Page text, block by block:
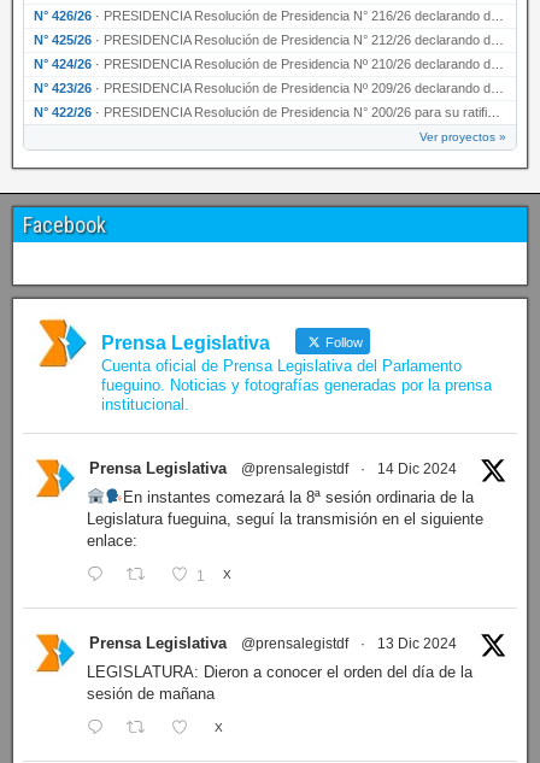
N° 426/26 · PRESIDENCIA Resolución de Presidencia N° 216/26 declarando de interés provincial la labor …
N° 425/26 · PRESIDENCIA Resolución de Presidencia N° 212/26 declarando de interés provincial el “50° A…
N° 424/26 · PRESIDENCIA Resolución de Presidencia Nº 210/26 declarando de interés provincial el proyec…
N° 423/26 · PRESIDENCIA Resolución de Presidencia Nº 209/26 declarando de interés provincial la presen…
N° 422/26 · PRESIDENCIA Resolución de Presidencia N° 200/26 para su ratificación.
Ver proyectos »
Facebook
Prensa Legislativa Follow
Cuenta oficial de Prensa Legislativa del Parlamento
fueguino. Noticias y fotografías generadas por la prensa
institucional.
Prensa Legislativa @prensalegistdf · 14 Dic 2024
En instantes comezará la 8ª sesión ordinaria de la
Legislatura fueguina, seguí la transmisión en el siguiente
enlace:
1 X
Prensa Legislativa @prensalegistdf · 13 Dic 2024
LEGISLATURA: Dieron a conocer el orden del día de la
sesión de mañana
X